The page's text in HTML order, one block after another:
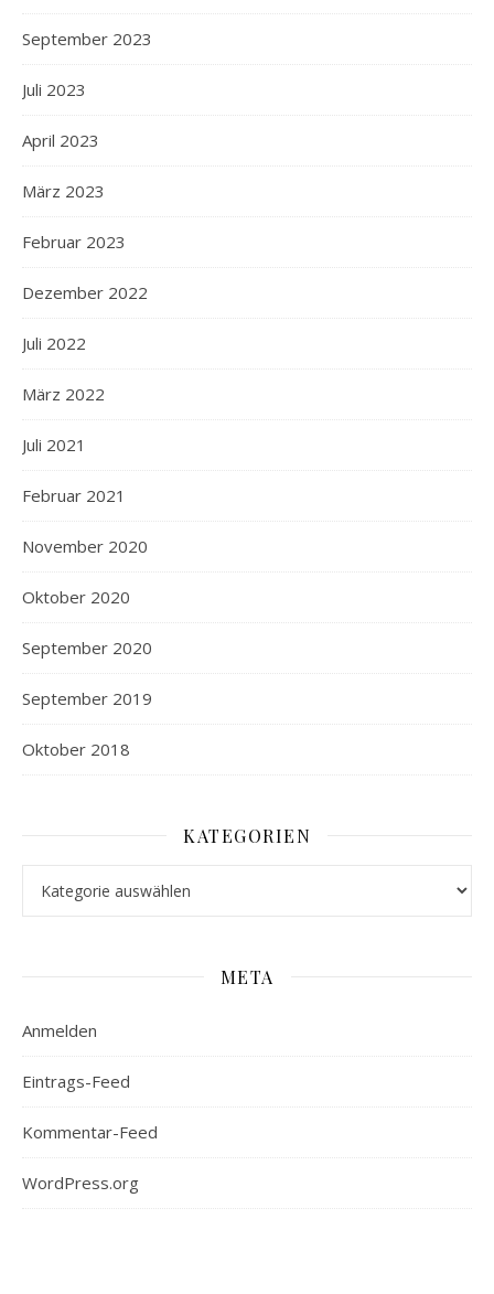
September 2023
Juli 2023
April 2023
März 2023
Februar 2023
Dezember 2022
Juli 2022
März 2022
Juli 2021
Februar 2021
November 2020
Oktober 2020
September 2020
September 2019
Oktober 2018
KATEGORIEN
META
Anmelden
Eintrags-Feed
Kommentar-Feed
WordPress.org